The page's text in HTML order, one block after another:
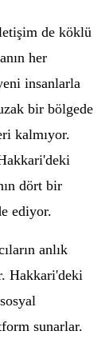
de köklü
her
insanlarla
bir bölgede
kalmıyor.
dört bir
ediyor.
anlık
Hakkari'deki
sunarlar.